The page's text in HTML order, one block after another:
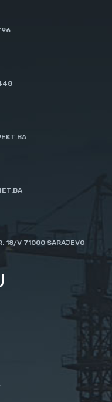
18/V 71000 SARAJEVO